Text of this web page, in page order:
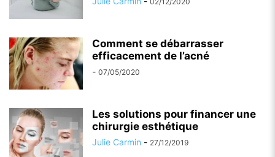
Comment se débarrasser
efficacement de l’acné
- 07/05/2020
Les solutions pour financer une
chirurgie esthétique
Julie Carmin - 27/12/2019